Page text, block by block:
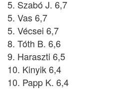
5. Szabó J. 6,7
5. Vas 6,7
5. Vécsei 6,7
8. Tóth B. 6,6
9. Haraszti 6,5
10. Kinyik 6,4
10. Papp K. 6,4